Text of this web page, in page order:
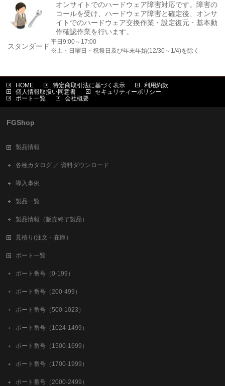
オンサイトでのハードウェア障害対応です。障害の
コールを受け、ハードウェア障害と確定後、オンサ
イトでのハードウェア交換作業・設定復元・基本動
作確認作業を行います。
スタンダード
平日9:00～17:00
※土・日曜日・祝祭日及び年末年始(12/30～1/4)を除く
HOME 特定商取引法に基づく表示
利用約款
個人情報取扱い同意書
セキュリティーポリシー
ポート一覧
会社概要
FGShop
製品情報
各種カタログ ／ 資料ダウンロード
導入事例
製品一覧
製品情報（販売終了製品）
見積り(注文・在庫）
ポート一覧
ポート番号（0-199）
ポート番号（200-499）
ポート番号（500-1023）
ポート番号（1024-1499）
ポート番号（1500-1699）
ポート番号（1700-1999）
ポート番号（2000-2499）